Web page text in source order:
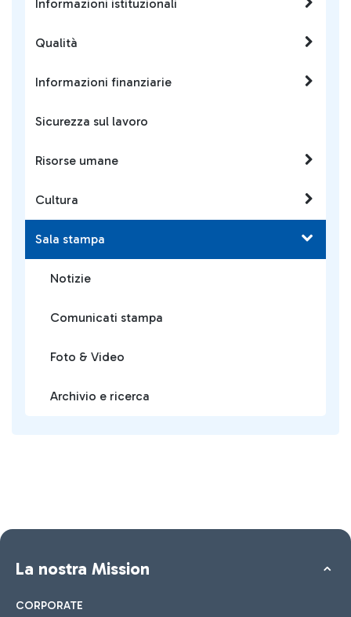
Informazioni istituzionali
Qualità
Informazioni finanziarie
Sicurezza sul lavoro
Risorse umane
Cultura
Sala stampa
Notizie
Comunicati stampa
Foto & Video
Archivio e ricerca
La nostra Mission
CORPORATE